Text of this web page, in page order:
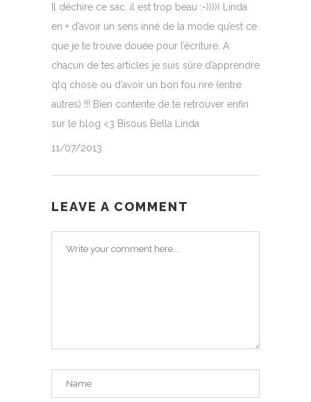
Il déchire ce sac, il est trop beau :-))))) Linda
en + d’avoir un sens inné de la mode qu’est ce
que je te trouve douée pour l’écriture. A
chacun de tes articles je suis sûre d’apprendre
qlq chose ou d’avoir un bon fou rire (entre
autres) !!! Bien contente de te retrouver enfin
sur le blog <3 Bisous Bella Linda
11/07/2013
LEAVE A COMMENT